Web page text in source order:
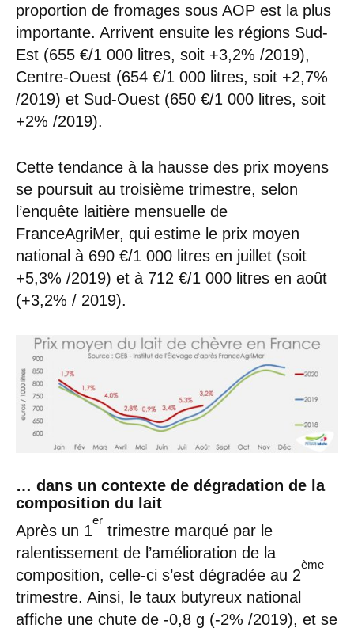
proportion de fromages sous AOP est la plus
importante. Arrivent ensuite les régions Sud-
Est (655 €/1 000 litres, soit +3,2% /2019),
Centre-Ouest (654 €/1 000 litres, soit +2,7%
/2019) et Sud-Ouest (650 €/1 000 litres, soit
+2% /2019).
Cette tendance à la hausse des prix moyens
se poursuit au troisième trimestre, selon
l’enquête laitière mensuelle de
FranceAgriMer, qui estime le prix moyen
national à 690 €/1 000 litres en juillet (soit
+5,3% /2019) et à 712 €/1 000 litres en août
(+3,2% / 2019).
… dans un contexte de dégradation de la
composition du lait
Après un 1
er
trimestre marqué par le
ralentissement de l’amélioration de la
composition, celle-ci s’est dégradée au 2
ème
trimestre. Ainsi, le taux butyreux national
affiche une chute de -0,8 g (-2% /2019), et se